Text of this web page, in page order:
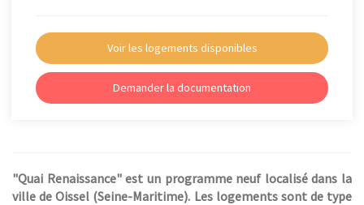
Voir les logements disponibles
Demander la documentation
"Quai Renaissance" est un programme neuf localisé dans la
ville de Oissel (Seine-Maritime). Les logements sont de type